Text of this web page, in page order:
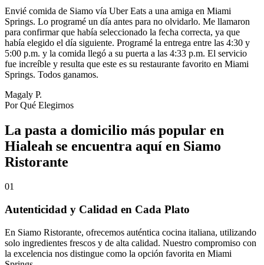
Envié comida de Siamo vía Uber Eats a una amiga en Miami
Springs. Lo programé un día antes para no olvidarlo. Me llamaron
para confirmar que había seleccionado la fecha correcta, ya que
había elegido el día siguiente. Programé la entrega entre las 4:30 y
5:00 p.m. y la comida llegó a su puerta a las 4:33 p.m. El servicio
fue increíble y resulta que este es su restaurante favorito en Miami
Springs. Todos ganamos.
Magaly P.
Por Qué Elegirnos
La pasta a domicilio más popular en
Hialeah se encuentra aquí en Siamo
Ristorante
01
Autenticidad y Calidad en Cada Plato
En Siamo Ristorante, ofrecemos auténtica cocina italiana, utilizando
solo ingredientes frescos y de alta calidad. Nuestro compromiso con
la excelencia nos distingue como la opción favorita en Miami